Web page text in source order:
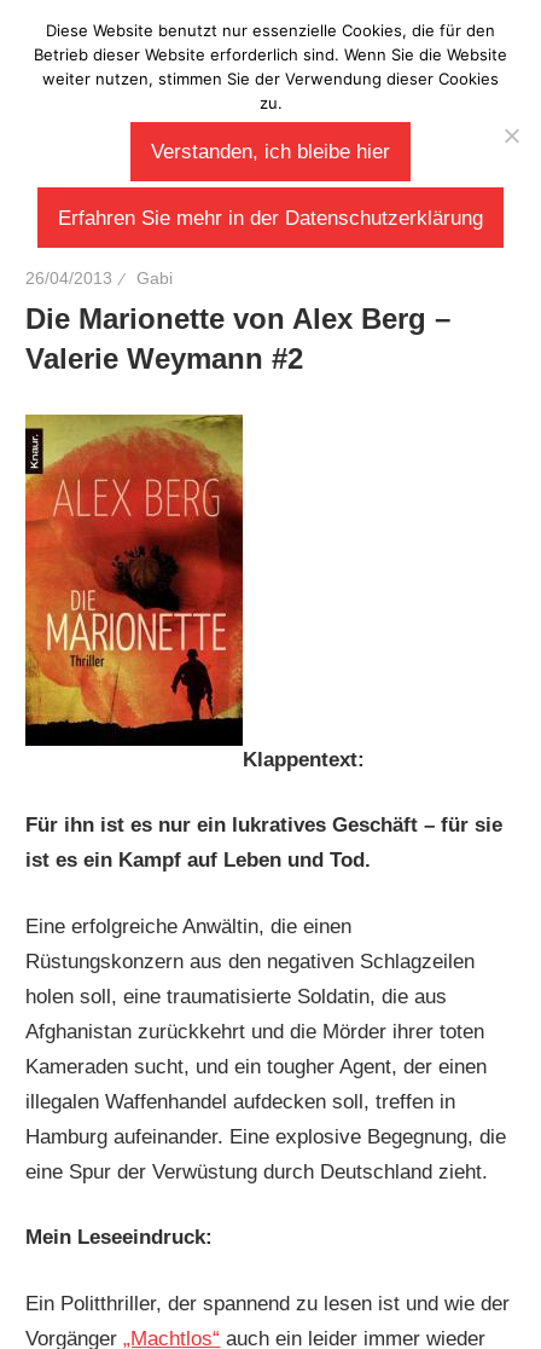
Inhalt
springen
Laberladen
26/04/2013 Gabi
Die Marionette von Alex Berg –
Valerie Weymann #2
Klappentext:
Für ihn ist es nur ein lukratives Geschäft – für sie
ist es ein Kampf auf Leben und Tod.
Eine erfolgreiche Anwältin, die einen
Rüstungskonzern aus den negativen Schlagzeilen
holen soll, eine traumatisierte Soldatin, die aus
Afghanistan zurückkehrt und die Mörder ihrer toten
Kameraden sucht, und ein tougher Agent, der einen
illegalen Waffenhandel aufdecken soll, treffen in
Hamburg aufeinander. Eine explosive Begegnung, die
eine Spur der Verwüstung durch Deutschland zieht.
Mein Leseeindruck:
Ein Politthriller, der spannend zu lesen ist und wie der
Vorgänger„Machtlos“ auch ein leider immer wieder
Diese Website benutzt nur essenzielle Cookies, die für den
Betrieb dieser Website erforderlich sind. Wenn Sie die Website
weiter nutzen, stimmen Sie der Verwendung dieser Cookies
zu.
Verstanden, ich bleibe hier
Erfahren Sie mehr in der Datenschutzerklärung